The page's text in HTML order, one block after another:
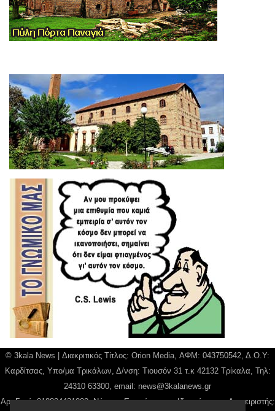
© 3kala News | Διακριτικός Τίτλος: Orion Media, ΑΦΜ: 043750542, Δ.Ο.Υ:
Καρδίτσας, Υπο/μα Τρικάλων, Δ/νση: Τιουσόν 31 τ.κ 42132 Τρίκαλα, Τηλ:
24310 63300, email: news@3kalanews.gr
Αρ. Γεμή: 018804431000, Νόμιμος Εκπρόσωπος, Ιδιοκτήτης και Διαχειριστής: